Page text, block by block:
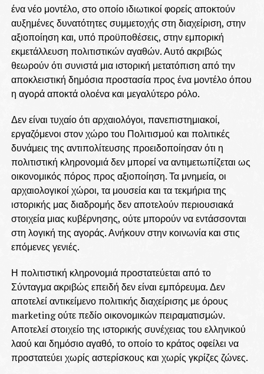
ένα νέο μοντέλο, στο οποίο ιδιωτικοί φορείς αποκτούν
αυξημένες δυνατότητες συμμετοχής στη διαχείριση, στην
αξιοποίηση και, υπό προϋποθέσεις, στην εμπορική
εκμετάλλευση πολιτιστικών αγαθών. Αυτό ακριβώς
θεωρούν ότι συνιστά μια ιστορική μετατόπιση από την
αποκλειστική δημόσια προστασία προς ένα μοντέλο όπου
η αγορά αποκτά ολοένα και μεγαλύτερο ρόλο.
Δεν είναι τυχαίο ότι αρχαιολόγοι, πανεπιστημιακοί,
εργαζόμενοι στον χώρο του Πολιτισμού και πολιτικές
δυνάμεις της αντιπολίτευσης προειδοποίησαν ότι η
πολιτιστική κληρονομιά δεν μπορεί να αντιμετωπίζεται ως
οικονομικός πόρος προς αξιοποίηση. Τα μνημεία, οι
αρχαιολογικοί χώροι, τα μουσεία και τα τεκμήρια της
ιστορικής μας διαδρομής δεν αποτελούν περιουσιακά
στοιχεία μιας κυβέρνησης, ούτε μπορούν να εντάσσονται
στη λογική της αγοράς. Ανήκουν στην κοινωνία και στις
επόμενες γενιές.
Η πολιτιστική κληρονομιά προστατεύεται από το
Σύνταγμα ακριβώς επειδή δεν είναι εμπόρευμα. Δεν
αποτελεί αντικείμενο πολιτικής διαχείρισης με όρους
marketing ούτε πεδίο οικονομικών πειραματισμών.
Αποτελεί στοιχείο της ιστορικής συνέχειας του ελληνικού
λαού και δημόσιο αγαθό, το οποίο το κράτος οφείλει να
προστατεύει χωρίς αστερίσκους και χωρίς γκρίζες ζώνες.